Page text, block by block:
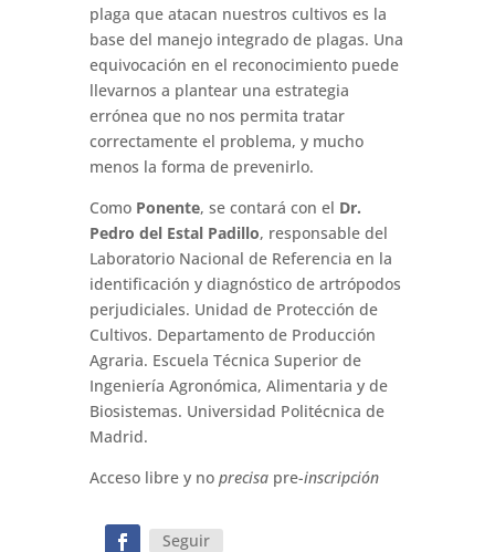
plaga que atacan nuestros cultivos es la
base del manejo integrado de plagas. Una
equivocación en el reconocimiento puede
llevarnos a plantear una estrategia
errónea que no nos permita tratar
correctamente el problema, y mucho
menos la forma de prevenirlo.
Como Ponente, se contará con el Dr.
Pedro del Estal Padillo, responsable del
Laboratorio Nacional de Referencia en la
identificación y diagnóstico de artrópodos
perjudiciales. Unidad de Protección de
Cultivos. Departamento de Producción
Agraria. Escuela Técnica Superior de
Ingeniería Agronómica, Alimentaria y de
Biosistemas. Universidad Politécnica de
Madrid.
Acceso libre y no precisapre-inscripción
Seguir